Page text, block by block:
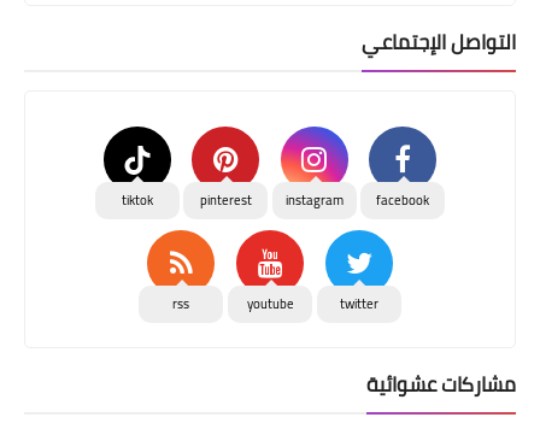
التواصل الإجتماعي
facebook
instagram
pinterest
tiktok
twitter
youtube
rss
مشاركات عشوائية